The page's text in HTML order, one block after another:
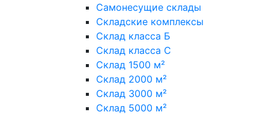
Самонесущие склады
Складские комплексы
Склад класса Б
Склад класса С
Склад 1500 м²
Склад 2000 м²
Склад 3000 м²
Склад 5000 м²